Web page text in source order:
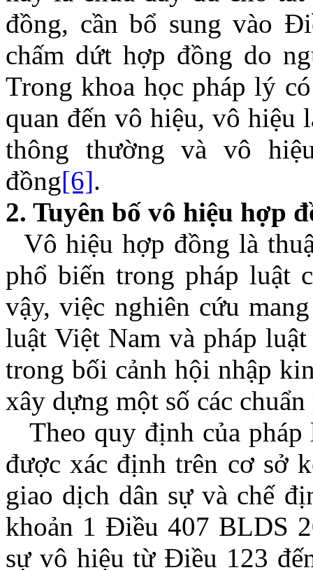
đồng, cần bổ sung vào
chấm dứt hợp đồng do
Trong khoa học pháp lý
quan đến vô hiệu, vô hiệu
thông thường và vô
đồng[6].
2. Tuyên bố vô hiệu hợp
Vô hiệu hợp đồng là
phổ biến trong pháp luật
vậy, việc nghiên cứu
luật Việt Nam và pháp
trong bối cảnh hội nhập
xây dựng một số các
Theo quy định của pháp
được xác định trên cơ sở
giao dịch dân sự và chế
khoản 1 Điều 407 BLDS
sự vô hiệu từ Điều 123